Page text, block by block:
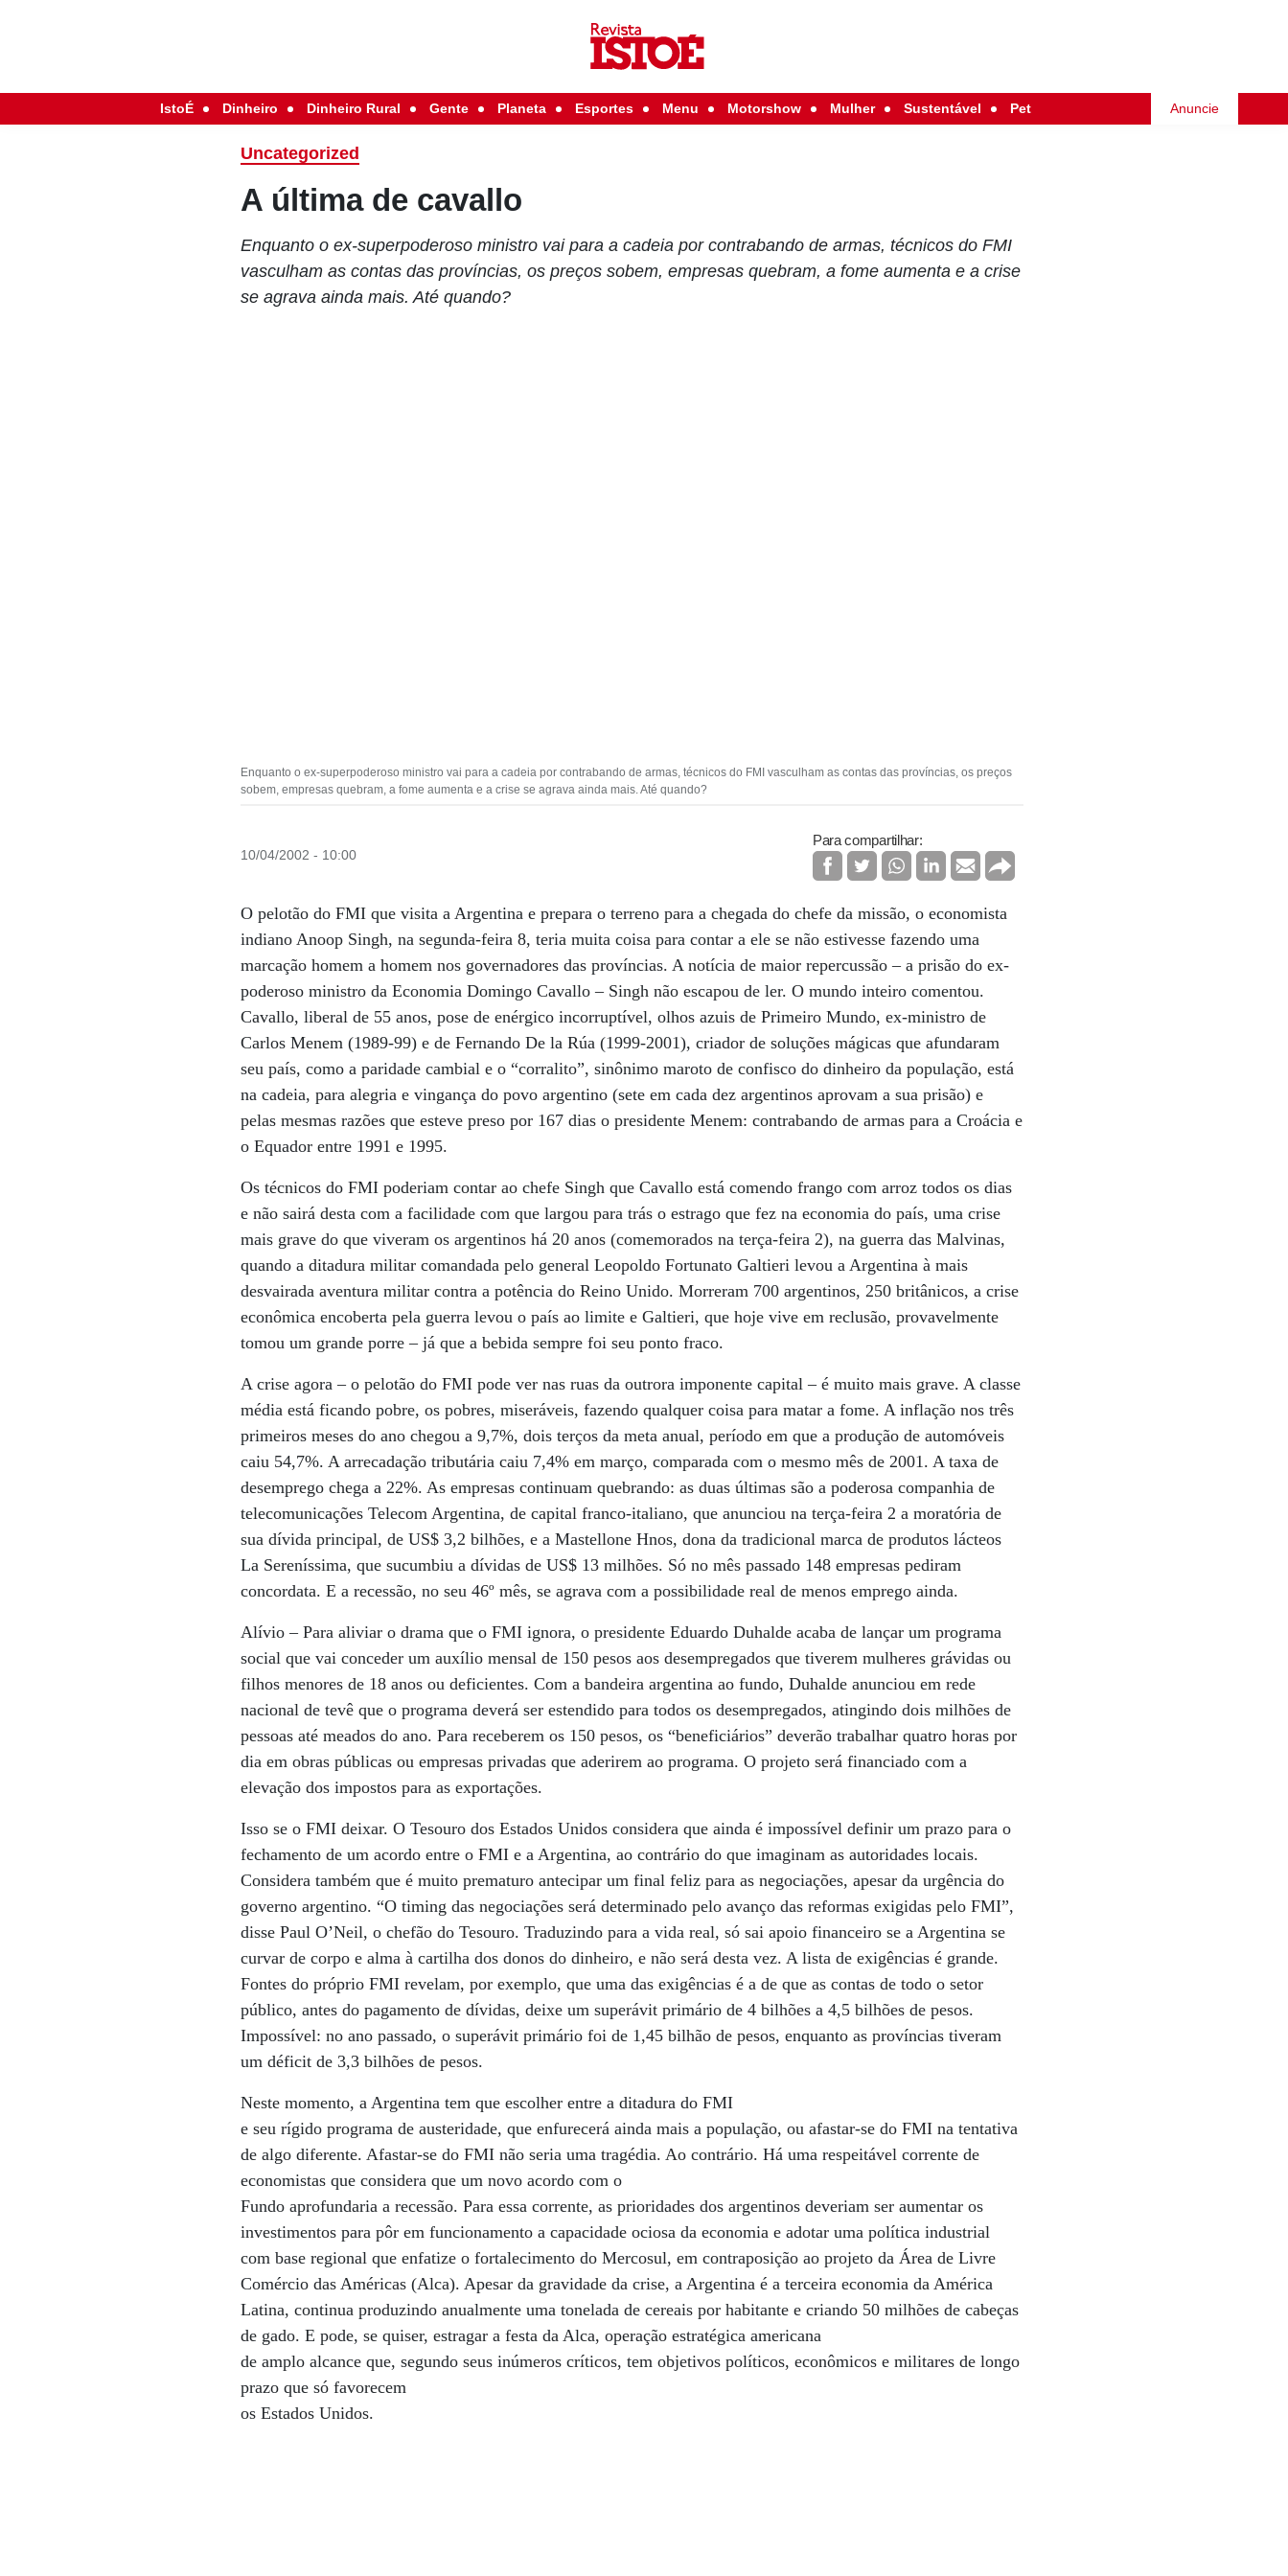
IstoÉ Dinheiro Dinheiro Rural Gente Planeta Esportes Menu Motorshow Mulher Sustentável Pet Anuncie
Uncategorized
A última de cavallo
Enquanto o ex-superpoderoso ministro vai para a cadeia por contrabando de armas, técnicos do FMI
vasculham as contas das províncias, os preços sobem, empresas quebram, a fome aumenta e a crise
se agrava ainda mais. Até quando?
Enquanto o ex-superpoderoso ministro vai para a cadeia por contrabando de armas, técnicos do FMI vasculham as contas das províncias, os preços
sobem, empresas quebram, a fome aumenta e a crise se agrava ainda mais. Até quando?
10/04/2002 - 10:00
Para compartilhar:
O pelotão do FMI que visita a Argentina e prepara o terreno para a chegada do chefe da missão, o economista
indiano Anoop Singh, na segunda-feira 8, teria muita coisa para contar a ele se não estivesse fazendo uma
marcação homem a homem nos governadores das províncias. A notícia de maior repercussão – a prisão do ex-
poderoso ministro da Economia Domingo Cavallo – Singh não escapou de ler. O mundo inteiro comentou.
Cavallo, liberal de 55 anos, pose de enérgico incorruptível, olhos azuis de Primeiro Mundo, ex-ministro de
Carlos Menem (1989-99) e de Fernando De la Rúa (1999-2001), criador de soluções mágicas que afundaram
seu país, como a paridade cambial e o “corralito”, sinônimo maroto de confisco do dinheiro da população, está
na cadeia, para alegria e vingança do povo argentino (sete em cada dez argentinos aprovam a sua prisão) e
pelas mesmas razões que esteve preso por 167 dias o presidente Menem: contrabando de armas para a Croácia e
o Equador entre 1991 e 1995.
Os técnicos do FMI poderiam contar ao chefe Singh que Cavallo está comendo frango com arroz todos os dias
e não sairá desta com a facilidade com que largou para trás o estrago que fez na economia do país, uma crise
mais grave do que viveram os argentinos há 20 anos (comemorados na terça-feira 2), na guerra das Malvinas,
quando a ditadura militar comandada pelo general Leopoldo Fortunato Galtieri levou a Argentina à mais
desvairada aventura militar contra a potência do Reino Unido. Morreram 700 argentinos, 250 britânicos, a crise
econômica encoberta pela guerra levou o país ao limite e Galtieri, que hoje vive em reclusão, provavelmente
tomou um grande porre – já que a bebida sempre foi seu ponto fraco.
A crise agora – o pelotão do FMI pode ver nas ruas da outrora imponente capital – é muito mais grave. A classe
média está ficando pobre, os pobres, miseráveis, fazendo qualquer coisa para matar a fome. A inflação nos três
primeiros meses do ano chegou a 9,7%, dois terços da meta anual, período em que a produção de automóveis
caiu 54,7%. A arrecadação tributária caiu 7,4% em março, comparada com o mesmo mês de 2001. A taxa de
desemprego chega a 22%. As empresas continuam quebrando: as duas últimas são a poderosa companhia de
telecomunicações Telecom Argentina, de capital franco-italiano, que anunciou na terça-feira 2 a moratória de
sua dívida principal, de US$ 3,2 bilhões, e a Mastellone Hnos, dona da tradicional marca de produtos lácteos
La Sereníssima, que sucumbiu a dívidas de US$ 13 milhões. Só no mês passado 148 empresas pediram
concordata. E a recessão, no seu 46º mês, se agrava com a possibilidade real de menos emprego ainda.
Alívio – Para aliviar o drama que o FMI ignora, o presidente Eduardo Duhalde acaba de lançar um programa
social que vai conceder um auxílio mensal de 150 pesos aos desempregados que tiverem mulheres grávidas ou
filhos menores de 18 anos ou deficientes. Com a bandeira argentina ao fundo, Duhalde anunciou em rede
nacional de tevê que o programa deverá ser estendido para todos os desempregados, atingindo dois milhões de
pessoas até meados do ano. Para receberem os 150 pesos, os “beneficiários” deverão trabalhar quatro horas por
dia em obras públicas ou empresas privadas que aderirem ao programa. O projeto será financiado com a
elevação dos impostos para as exportações.
Isso se o FMI deixar. O Tesouro dos Estados Unidos considera que ainda é impossível definir um prazo para o
fechamento de um acordo entre o FMI e a Argentina, ao contrário do que imaginam as autoridades locais.
Considera também que é muito prematuro antecipar um final feliz para as negociações, apesar da urgência do
governo argentino. “O timing das negociações será determinado pelo avanço das reformas exigidas pelo FMI”,
disse Paul O’Neil, o chefão do Tesouro. Traduzindo para a vida real, só sai apoio financeiro se a Argentina se
curvar de corpo e alma à cartilha dos donos do dinheiro, e não será desta vez. A lista de exigências é grande.
Fontes do próprio FMI revelam, por exemplo, que uma das exigências é a de que as contas de todo o setor
público, antes do pagamento de dívidas, deixe um superávit primário de 4 bilhões a 4,5 bilhões de pesos.
Impossível: no ano passado, o superávit primário foi de 1,45 bilhão de pesos, enquanto as províncias tiveram
um déficit de 3,3 bilhões de pesos.
Neste momento, a Argentina tem que escolher entre a ditadura do FMI
e seu rígido programa de austeridade, que enfurecerá ainda mais a população, ou afastar-se do FMI na tentativa
de algo diferente. Afastar-se do FMI não seria uma tragédia. Ao contrário. Há uma respeitável corrente de
economistas que considera que um novo acordo com o
Fundo aprofundaria a recessão. Para essa corrente, as prioridades dos argentinos deveriam ser aumentar os
investimentos para pôr em funcionamento a capacidade ociosa da economia e adotar uma política industrial
com base regional que enfatize o fortalecimento do Mercosul, em contraposição ao projeto da Área de Livre
Comércio das Américas (Alca). Apesar da gravidade da crise, a Argentina é a terceira economia da América
Latina, continua produzindo anualmente uma tonelada de cereais por habitante e criando 50 milhões de cabeças
de gado. E pode, se quiser, estragar a festa da Alca, operação estratégica americana
de amplo alcance que, segundo seus inúmeros críticos, tem objetivos políticos, econômicos e militares de longo
prazo que só favorecem
os Estados Unidos.